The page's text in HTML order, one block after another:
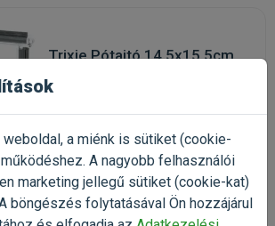
Trixie Pótajtó 14,5x15,5cm
Kiszerelés: 1 Darab
Gyártó:Trixie
Egységár: 1 251 Ft / db
Raktáron
a miénk is sütiket (cookie-
A nagyobb felhasználói
marketing jellegű sütiket (cookie-kat)
böngészés folytatásával Ön hozzájárul